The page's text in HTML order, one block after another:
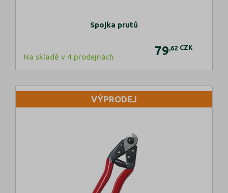
Spojka prutů
Na skladě v 4 prodejnách 79 ,62 CZK
VÝPRODEJ